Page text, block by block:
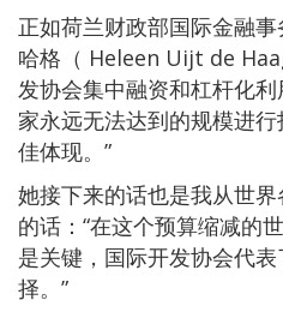
正如荷兰财政部国际金融事
哈格（ Heleen Uijt de
发协会集中融资和杠杆化
家永远无法达到的规模进
佳体现。”
她接下来的话也是我从世
的话：“在这个预算缩减的
是关键，国际开发协会代
择。”